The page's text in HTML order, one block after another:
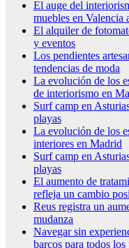
El auge del
muebles en Valencia
El alquiler de
y eventos
Los pendientes
tendencias de moda
La evolución de los
de interiorismo en
Surf camp en
playas
La evolución de los
interiores en Madrid
Surf camp en
playas
El aumento de
refleja un cambio
Reus registra un
mudanza
Navegar sin
barcos para todos